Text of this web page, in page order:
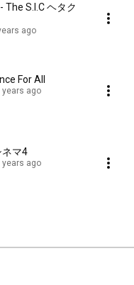
The S.I.C ヘタク
ago
For All
years ago
ネマ4
years ago